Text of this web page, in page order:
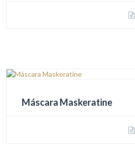
Máscara Maskeratine